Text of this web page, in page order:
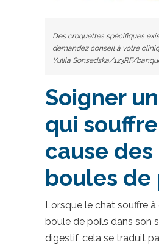
Des croquettes spécifiques
demandez conseil à votre
Yuliia Sonsedska/123RF/
Soigner
qui
cause des
boules de
Lorsque le chat souffre à
boule de poils dans son
digestif, cela se traduit